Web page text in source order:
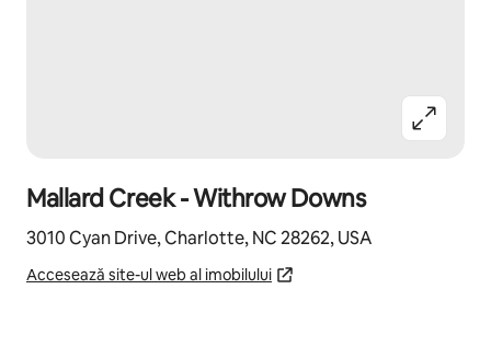
Mallard Creek - Withrow Downs
3010 Cyan Drive, Charlotte, NC 28262, USA
Accesează site-ul web al imobilului